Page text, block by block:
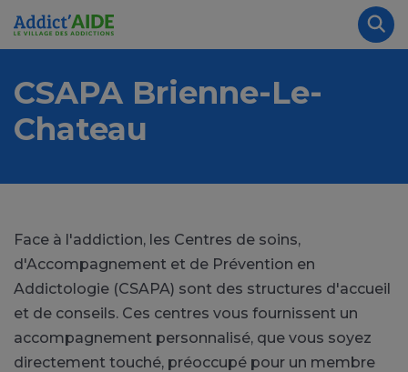
Aller au contenu principal
CSAPA Brienne-Le-
Chateau
Face à l'addiction, les Centres de soins,
d'Accompagnement et de Prévention en
Addictologie (CSAPA) sont des structures d'accueil
et de conseils. Ces centres vous fournissent un
accompagnement personnalisé, que vous soyez
directement touché, préoccupé pour un membre
Panneau de gestion des cookies